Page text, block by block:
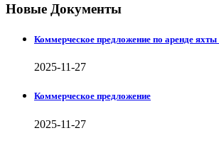
Новые Документы
Коммерческое предложение по аренде
2025-11-27
Коммерческое предложение
2025-11-27